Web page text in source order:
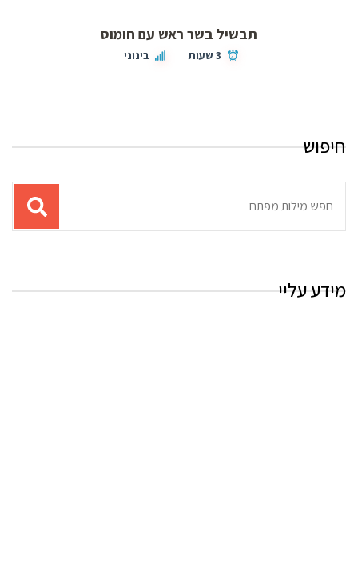
תבשיל בשר ראש עם חומוס
3 שעות בינוני
חיפוש
מידע עליי